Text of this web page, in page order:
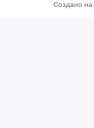
Создано на